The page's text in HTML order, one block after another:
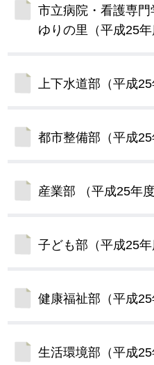
市立病院・看護専
ゆりの里（平成25年
上下水道部（平成25
都市整備部（平成25
産業部 （平成25年度
子ども部（平成25年
健康福祉部（平成25
生活環境部（平成25